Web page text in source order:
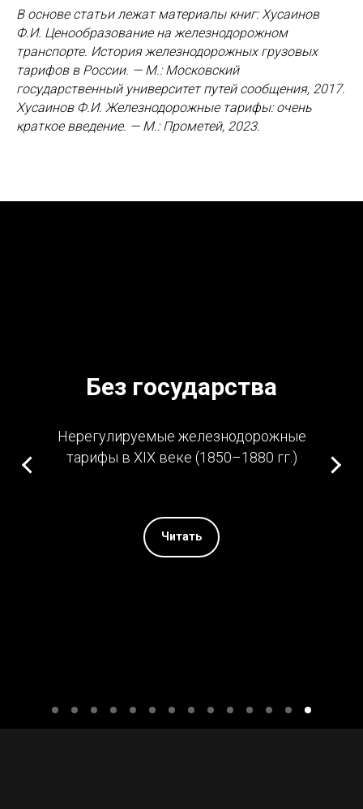
В основе статьи лежат материалы книг: Хусаинов
Ф.И. Ценообразование на железнодорожном
транспорте. История железнодорожных грузовых
тарифов в России. — М.: Московский
государственный университет путей сообщения, 2017.
Хусаинов Ф.И. Железнодорожные тарифы: очень
краткое введение. — М.: Прометей, 2023.
Без государства
Нерегулируемые железнодорожные
тарифы в XIX веке (1850–1880 гг.)
Читать